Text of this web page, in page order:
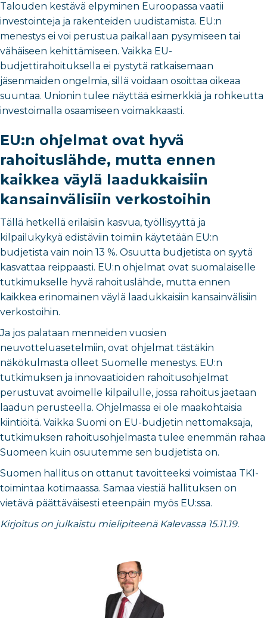
Talouden kestävä elpyminen Euroopassa vaatii
investointeja ja rakenteiden uudistamista. EU:n
menestys ei voi perustua paikallaan pysymiseen tai
vähäiseen kehittämiseen. Vaikka EU-
budjettirahoituksella ei pystytä ratkaisemaan
jäsenmaiden ongelmia, sillä voidaan osoittaa oikeaa
suuntaa. Unionin tulee näyttää esimerkkiä ja rohkeutta
investoimalla osaamiseen voimakkaasti.
EU:n ohjelmat ovat hyvä
rahoituslähde, mutta ennen
kaikkea väylä laadukkaisiin
kansainvälisiin verkostoihin
Tällä hetkellä erilaisiin kasvua, työllisyyttä ja
kilpailukykyä edistäviin toimiin käytetään EU:n
budjetista vain noin 13 %. Osuutta budjetista on syytä
kasvattaa reippaasti. EU:n ohjelmat ovat suomalaiselle
tutkimukselle hyvä rahoituslähde, mutta ennen
kaikkea erinomainen väylä laadukkaisiin kansainvälisiin
verkostoihin.
Ja jos palataan menneiden vuosien
neuvotteluasetelmiin, ovat ohjelmat tästäkin
näkökulmasta olleet Suomelle menestys. EU:n
tutkimuksen ja innovaatioiden rahoitusohjelmat
perustuvat avoimelle kilpailulle, jossa rahoitus jaetaan
laadun perusteella. Ohjelmassa ei ole maakohtaisia
kiintiöitä. Vaikka Suomi on EU-budjetin nettomaksaja,
tutkimuksen rahoitusohjelmasta tulee enemmän rahaa
Suomeen kuin osuutemme sen budjetista on.
Suomen hallitus on ottanut tavoitteeksi voimistaa TKI-
toimintaa kotimaassa. Samaa viestiä hallituksen on
vietävä päättäväisesti eteenpäin myös EU:ssa.
Kirjoitus on julkaistu mielipiteenä Kalevassa 15.11.19.